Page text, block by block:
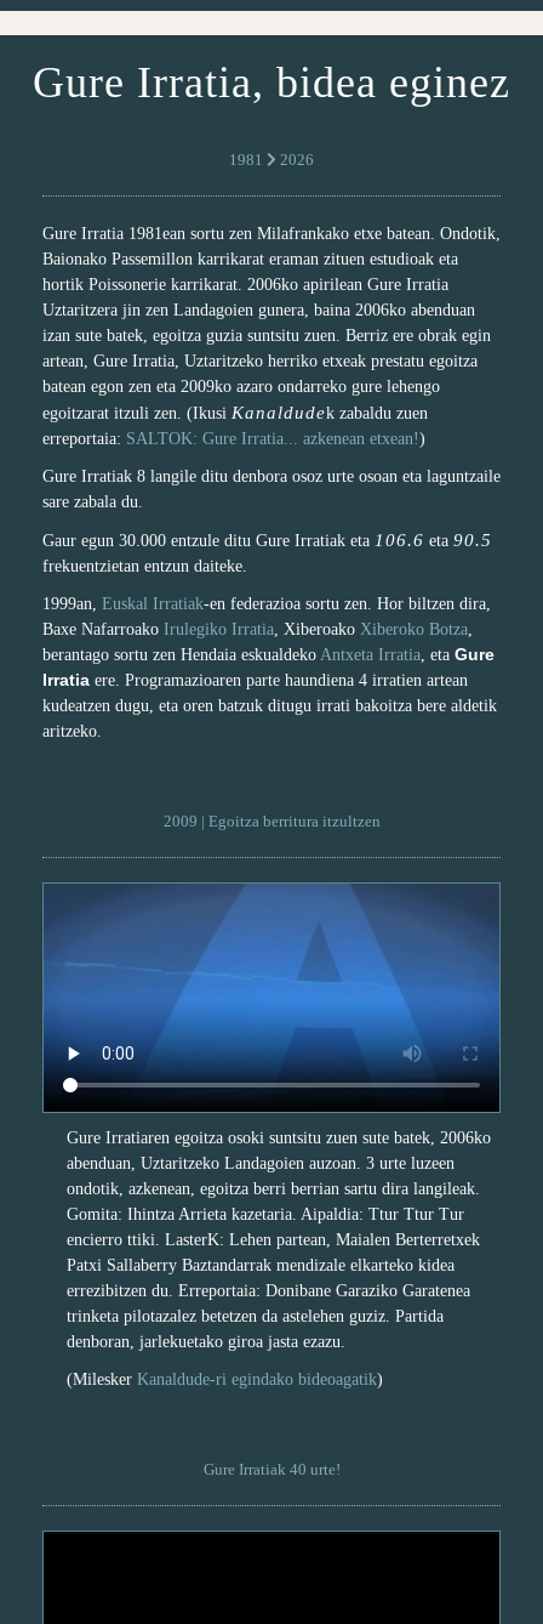
Gure Irratia, bidea eginez
1981 2026
Gure Irratia 1981ean sortu zen Milafrankako etxe batean. Ondotik,
Baionako Passemillon karrikarat eraman zituen estudioak eta
hortik Poissonerie karrikarat. 2006ko apirilean Gure Irratia
Uztaritzera jin zen Landagoien gunera, baina 2006ko abenduan
izan sute batek, egoitza guzia suntsitu zuen. Berriz ere obrak egin
artean, Gure Irratia, Uztaritzeko herriko etxeak prestatu egoitza
batean egon zen eta 2009ko azaro ondarreko gure lehengo
egoitzarat itzuli zen. (Ikusi Kanaldudek zabaldu zuen
erreportaia: SALTOK: Gure Irratia... azkenean etxean!)
Gure Irratiak 8 langile ditu denbora osoz urte osoan eta laguntzaile
sare zabala du.
Gaur egun 30.000 entzule ditu Gure Irratiak eta 106.6 eta 90.5
frekuentzietan entzun daiteke.
1999an, Euskal Irratiak-en federazioa sortu zen. Hor biltzen dira,
Baxe Nafarroako Irulegiko Irratia, Xiberoako Xiberoko Botza,
berantago sortu zen Hendaia eskualdeko Antxeta Irratia, eta Gure
Irratia ere. Programazioaren parte haundiena 4 irratien artean
kudeatzen dugu, eta oren batzuk ditugu irrati bakoitza bere aldetik
aritzeko.
2009 | Egoitza berritura itzultzen
Gure Irratiaren egoitza osoki suntsitu zuen sute batek, 2006ko
abenduan, Uztaritzeko Landagoien auzoan. 3 urte luzeen
ondotik, azkenean, egoitza berri berrian sartu dira langileak.
Gomita: Ihintza Arrieta kazetaria. Aipaldia: Ttur Ttur Tur
encierro ttiki. LasterK: Lehen partean, Maialen Berterretxek
Patxi Sallaberry Baztandarrak mendizale elkarteko kidea
errezibitzen du. Erreportaia: Donibane Garaziko Garatenea
trinketa pilotazalez betetzen da astelehen guziz. Partida
denboran, jarlekuetako giroa jasta ezazu.
(Milesker Kanaldude-ri egindako bideoagatik)
Gure Irratiak 40 urte!